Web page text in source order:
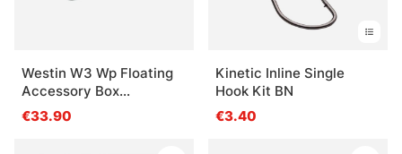
Westin W3 Wp Floating
Accessory Box
23X11,5X5,8cm S1 Grey
€33.90
Kinetic Inline Single
Hook Kit BN
€3.40